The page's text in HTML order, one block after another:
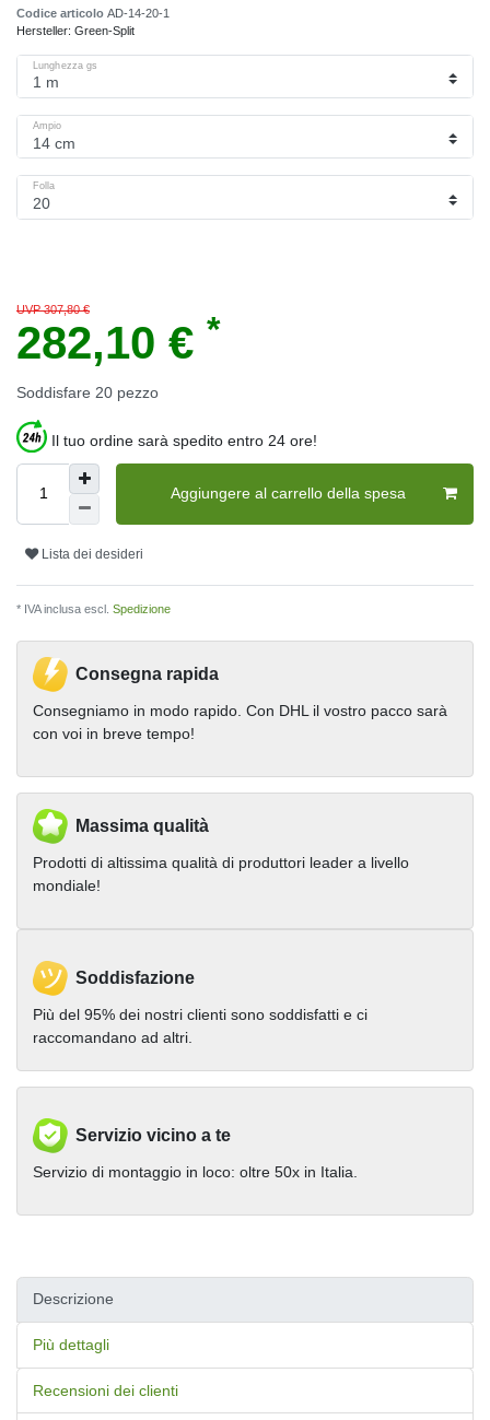
Codice articolo AD-14-20-1
Hersteller: Green-Split
Lunghezza gs
Ampio
Folla
UVP 307,80 €
282,10 € *
Soddisfare 20 pezzo
Il tuo ordine sarà spedito entro 24 ore!
Aggiungere al carrello della spesa
Lista dei desideri
* IVA inclusa escl. Spedizione
Consegna rapida
Consegniamo in modo rapido. Con DHL il vostro pacco sarà
con voi in breve tempo!
Massima qualità
Prodotti di altissima qualità di produttori leader a livello
mondiale!
Soddisfazione
Più del 95% dei nostri clienti sono soddisfatti e ci
raccomandano ad altri.
Servizio vicino a te
Servizio di montaggio in loco: oltre 50x in Italia.
Descrizione
Più dettagli
Recensioni dei clienti